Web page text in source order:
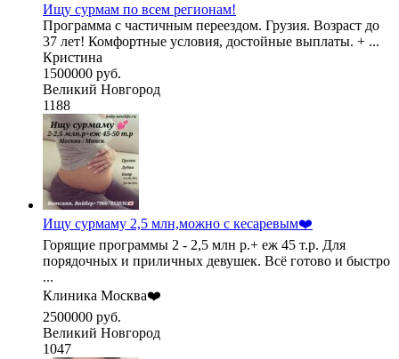
Ищу сурмам по всем регионам!
Программа с частичным переездом. Грузия. Возраст до
37 лет! Комфортные условия, достойные выплаты. + ...
Кристина
1500000 руб.
Великий Новгород
1188
Ищу сурмаму 2,5 млн,можно с кесаревым❤️
Горящие программы 2 - 2,5 млн р.+ еж 45 т.р. Для
порядочных и приличных девушек. Всё готово и быстро
...
Клиника Москва❤️
2500000 руб.
Великий Новгород
1047